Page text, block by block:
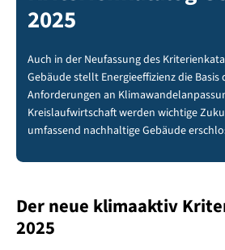
2025
Auch in der Neufassung des
Gebäude stellt Energieeffizienz die Basis
Anforderungen an
Kreislaufwirtschaft werden wichtige
umfassend nachhaltige Gebäude
Der neue klimaaktiv
2025